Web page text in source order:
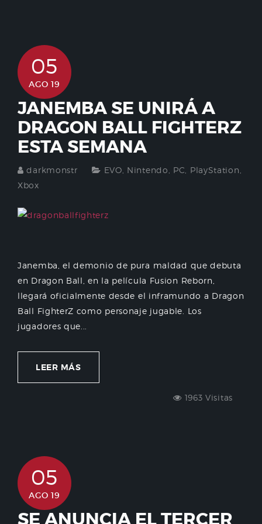
05
AGO 19
JANEMBA SE UNIRÁ A
DRAGON BALL FIGHTERZ
ESTA SEMANA
darkmonstr EVO Nintendo PC PlayStation
Xbox
Janemba, el demonio de pura maldad que debuta
en Dragon Ball, en la película Fusion Reborn,
llegará oficialmente desde el inframundo a Dragon
Ball FighterZ como personaje jugable. Los
jugadores que...
LEER MÁS
1963 Visitas
05
AGO 19
SE ANUNCIA EL TERCER